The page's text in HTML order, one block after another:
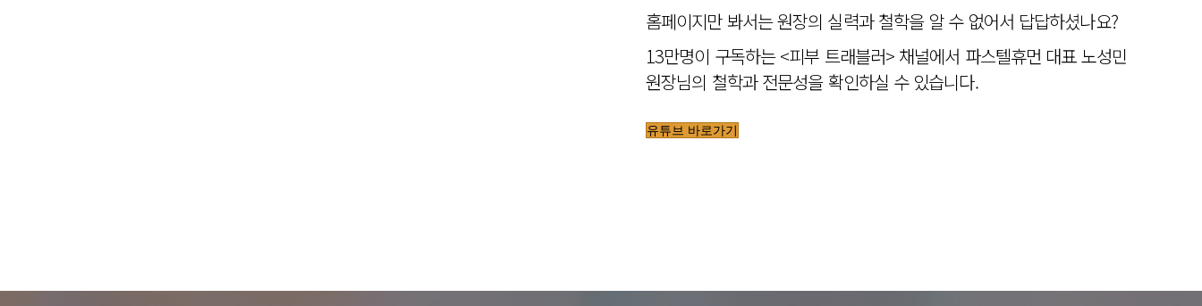
홈페이지만 봐서는 원장의 실력과 철학을 알 수 없어서 답답하셨나요?
13만명이 구독하는 <피부 트래블러> 채널에서 파스텔휴먼 대표 노성민
원장님의 철학과 전문성을 확인하실 수 있습니다.
유튜브 바로가기